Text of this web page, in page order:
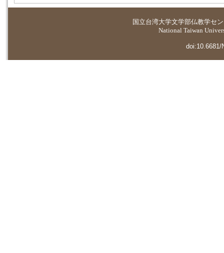
国立台湾大学文学部仏教学セ
National Taiwan
doi:10.6681/